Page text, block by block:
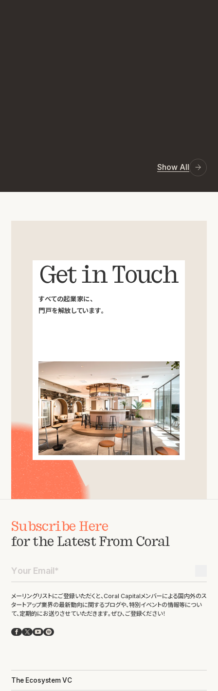
Show All
Get in Touch
すべての起業家に、
門戸を解放しています。
Subscribe Here
for the Latest From Coral
メーリングリストにご登録いただくと、Coral Capitalメンバーによる国内外のス
タートアップ業界の最新動向に関するブログや、特別イベントの情報等につい
て、定期的にお送りさせていただきます。ぜひ、ご登録ください！
Facebook
X YouTube
Spotify
The Ecosystem VC